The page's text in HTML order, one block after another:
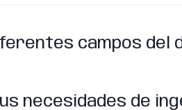
campos del
necesidades de